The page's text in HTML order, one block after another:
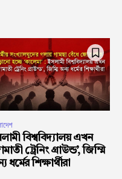
বিশ্ববিদ্যালয় এখন
ট্রেনিং গ্রাউন্ড’, জিম্মি
ধর্মের শিক্ষার্থীরা